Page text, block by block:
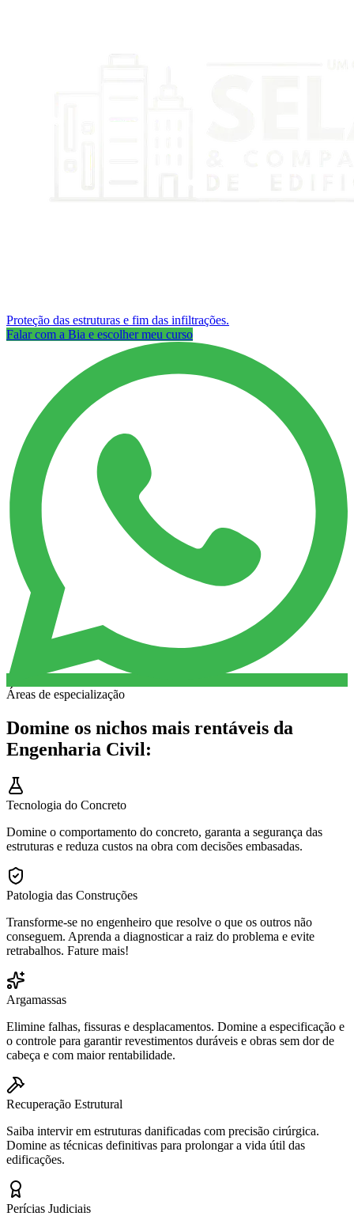
Proteção das estruturas e fim das infiltrações.
Falar com a Bia e escolher meu curso
Áreas de especialização
Domine os nichos mais rentáveis da
Engenharia Civil:
Tecnologia do Concreto
Domine o comportamento do concreto, garanta a segurança das
estruturas e reduza custos na obra com decisões embasadas.
Patologia das Construções
Transforme-se no engenheiro que resolve o que os outros não
conseguem. Aprenda a diagnosticar a raiz do problema e evite
retrabalhos. Fature mais!
Argamassas
Elimine falhas, fissuras e desplacamentos. Domine a especificação e
o controle para garantir revestimentos duráveis e obras sem dor de
cabeça e com maior rentabilidade.
Recuperação Estrutural
Saiba intervir em estruturas danificadas com precisão cirúrgica.
Domine as técnicas definitivas para prolongar a vida útil das
edificações.
Perícias Judiciais